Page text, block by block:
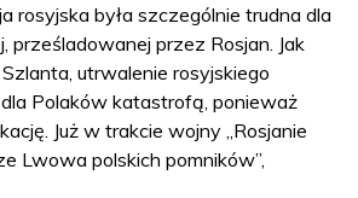
rosyjska była szczególnie trudna dla
prześladowanej przez Rosjan. Jak
utrwalenie rosyjskiego
Polaków katastrofą, ponieważ
Już w trakcie wojny „Rosjanie
Lwowa polskich pomników”,